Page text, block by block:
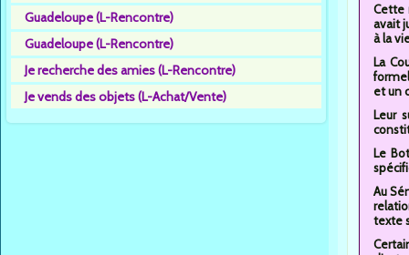
Guadeloupe (L-Rencontre)
Guadeloupe (L-Rencontre)
Je recherche des amies (L-Rencontre)
Je vends des objets (L-Achat/Vente)
Cette
avait
à la
La
et un
Leur
Le
Au
texte